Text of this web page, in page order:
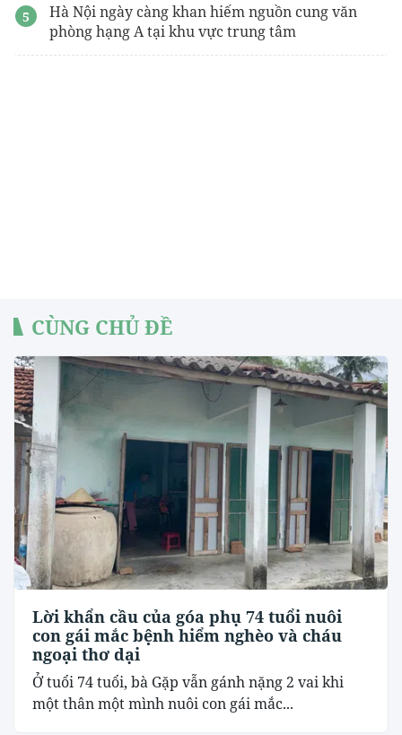
Hà Nội ngày càng khan hiếm nguồn cung văn
phòng hạng A tại khu vực trung tâm
CÙNG CHỦ ĐỀ
Lời khẩn cầu của góa phụ 74 tuổi nuôi
con gái mắc bệnh hiểm nghèo và cháu
ngoại thơ dại
Ở tuổi 74 tuổi, bà Gặp vẫn gánh nặng 2 vai khi
một thân một mình nuôi con gái mắc...